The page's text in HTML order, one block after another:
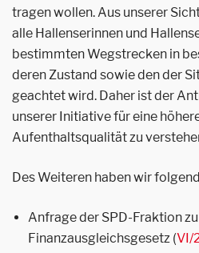
tragen wollen. Aus unserer
alle Hallenserinnen und
bestimmten Wegstrecken in
deren Zustand sowie den der
geachtet wird. Daher ist der
unserer Initiative für eine
Aufenthaltsqualität zu
Des Weiteren haben wir
Anfrage der SPD-Fraktion
Finanzausgleichsgesetz (VI/